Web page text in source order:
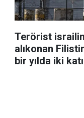
Terörist
alıkonan
bir yılda iki